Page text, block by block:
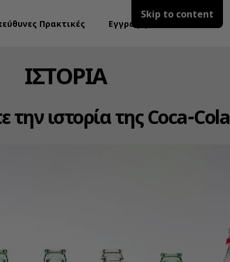
Skip to content
Πρακτικές Εγγραφή
ΙΣΤΟΡΙΑ
ιστορία της Coca‑Cola